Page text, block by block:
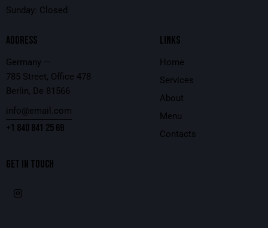
Sunday: Closed
ADDRESS
Germany —
785 Street, Office 478
Berlin, De 81566
info@email.com
+1 840 841 25 69
LINKS
Home
Services
About
Menu
Contacts
GET IN TOUCH